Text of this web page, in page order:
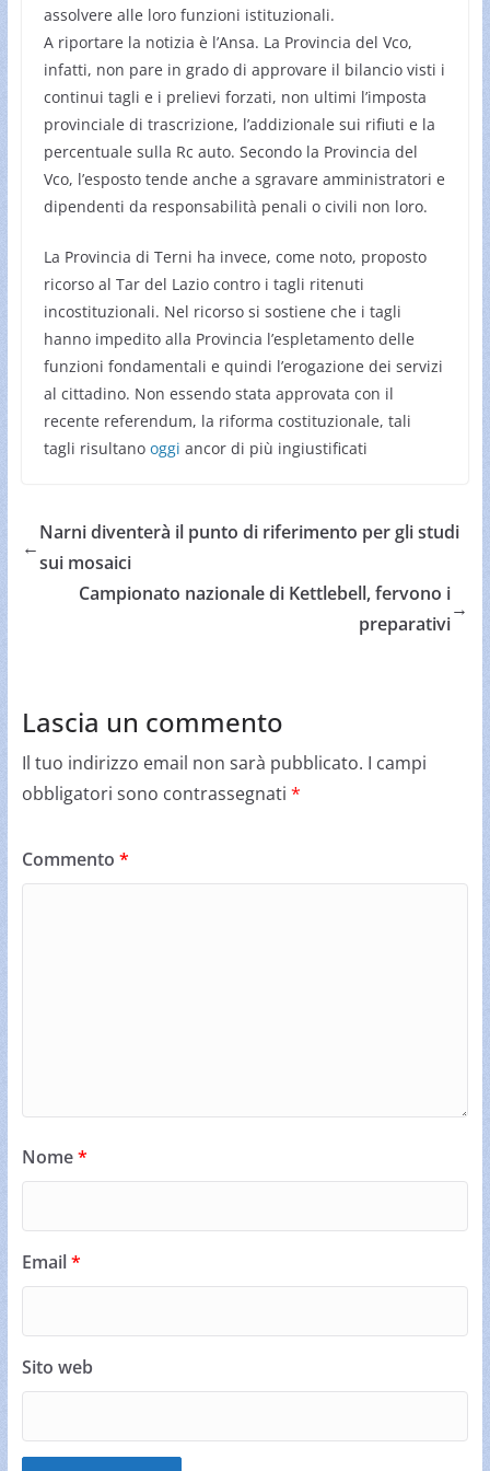
assolvere alle loro funzioni istituzionali.
A riportare la notizia è l’Ansa. La Provincia del Vco,
infatti, non pare in grado di approvare il bilancio visti i
continui tagli e i prelievi forzati, non ultimi l’imposta
provinciale di trascrizione, l’addizionale sui rifiuti e la
percentuale sulla Rc auto. Secondo la Provincia del
Vco, l’esposto tende anche a sgravare amministratori e
dipendenti da responsabilità penali o civili non loro.
La Provincia di Terni ha invece, come noto, proposto
ricorso al Tar del Lazio contro i tagli ritenuti
incostituzionali. Nel ricorso si sostiene che i tagli
hanno impedito alla Provincia l’espletamento delle
funzioni fondamentali e quindi l’erogazione dei servizi
al cittadino. Non essendo stata approvata con il
recente referendum, la riforma costituzionale, tali
tagli risultano oggi ancor di più ingiustificati
←
Narni diventerà il punto di riferimento per gli studi
sui mosaici
Campionato nazionale di Kettlebell, fervono i
preparativi
→
Lascia un commento
Il tuo indirizzo email non sarà pubblicato. I campi
obbligatori sono contrassegnati *
Commento *
Nome*
Email*
Sito web